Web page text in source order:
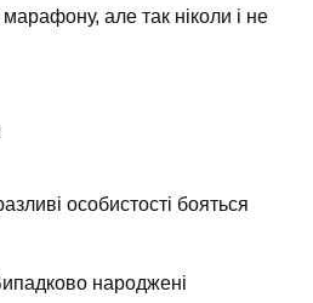
марафону, але так ніколи і не
особистості бояться
народжені